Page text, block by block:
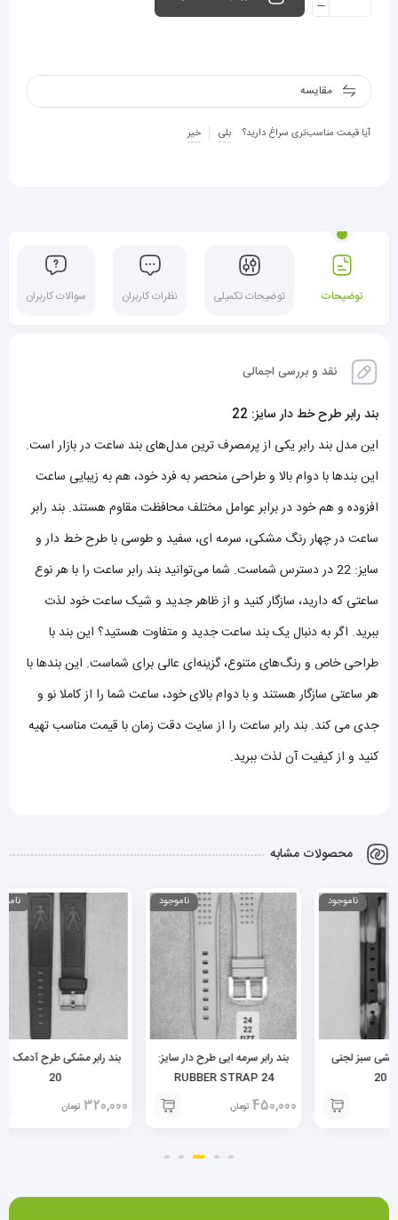
مقایسه
آیا قیمت مناسب‌تری سراغ دارید؟ بلی خیر
توضیحات توضیحات تکمیلی نظرات کاربران سوالات کاربران
نقد و بررسی اجمالی
بند رابر طرح خط دار سایز: 22
این مدل بند رابر یکی از پرمصرف ترین مدل‌های بند ساعت در بازار است.
این بندها با دوام بالا و طراحی منحصر به فرد خود، هم به زیبایی ساعت
افزوده و هم خود در برابر عوامل مختلف محافظت مقاوم هستند. بند رابر
ساعت در چهار رنگ مشکی، سرمه ای، سفید و طوسی با طرح خط دار و
سایز: 22 در دسترس شماست. شما می‌توانید بند رابر ساعت را با هر نوع
ساعتی که دارید، سازگار کنید و از ظاهر جدید و شیک ساعت خود لذت
ببرید. اگر به دنبال یک بند ساعت جدید و متفاوت هستید؟ این بند با
طراحی خاص و رنگ‌های متنوع، گزینه‌ای عالی برای شماست. این بندها با
هر ساعتی سازگار هستند و با دوام بالای خود، ساعت شما را از کاملا نو و
جدی می کند. بند رابر ساعت را از سایت دقت زمان با قیمت مناسب تهیه
کنید و از کیفیت آن لذت ببرید.
محصولات مشابه
ناموجود
بند رابر سرمه ایی طرح دار سایز:
450,000 تومان
ناموجود
بند رابر مشکی طرح آدمک سایز:
320,000 تومان